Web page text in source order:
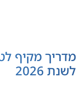
מדריך מקיף
לשנת 2026